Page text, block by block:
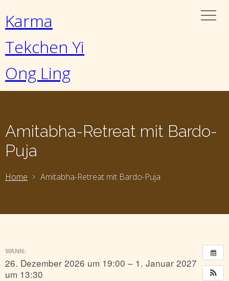
Karma
Tekchen Yi
Ong Ling
Amitabha-Retreat mit Bardo-
Puja
Home Amitabha-Retreat mit Bardo-Puja
WANN:
26. Dezember 2026 um 19:00 – 1. Januar 2027
um 13:30